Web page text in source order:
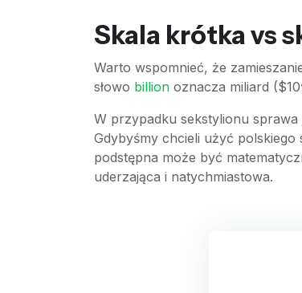
Skala krótka vs
Warto wspomnieć, że
słowo billion oznacza miliard
W przypadku sekstylionu sprawa
Gdybyśmy chcieli użyć polskiego
podstępna może być
uderzająca i natychmiastowa.